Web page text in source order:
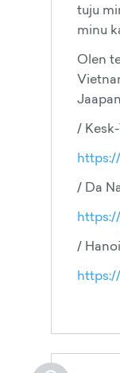
tuju
minu
Olen
/
/ Da
/